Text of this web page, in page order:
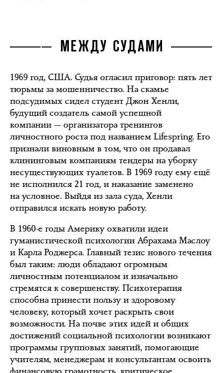
МЕЖДУ СУДАМИ
1969 год, США. Судья огласил приговор: пять лет
тюрьмы за мошенничество. На скамье
подсудимых сидел студент Джон Хенли,
будущий создатель самой успешной
компании — организатора тренингов
личностного роста под названием Lifespring. Его
признали виновным в том, что он продавал
клининговым компаниям тендеры на уборку
несуществующих туалетов. В 1969 году ему ещё
не исполнился 21 год, и наказание заменено
на условное. Выйдя из зала суда, Хенли
отправился искать новую работу.
В 1960-е годы Америку охватили идеи
гуманистической психологии Абрахама Маслоу
и Карла Роджерса. Главный тезис нового течения
был таким: люди обладают огромным
личностным потенциалом и изначально
стремятся к совершенству. Психотерапия
способна принести пользу и здоровому
человеку, который хочет раскрыть свои
возможности. На почве этих идей и общих
достижений социальной психологии возникают
программы групповых занятий, помогающие
учителям, менеджерам и консультантам освоить